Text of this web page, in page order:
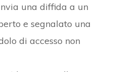
una diffida a un
e segnalato una
di accesso non